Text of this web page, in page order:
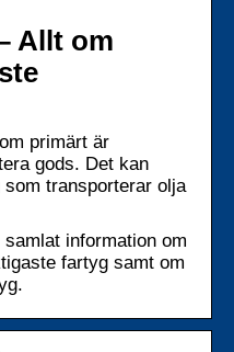
Allt om
primärt är
gods. Det kan
transporterar olja
information om
fartyg samt om